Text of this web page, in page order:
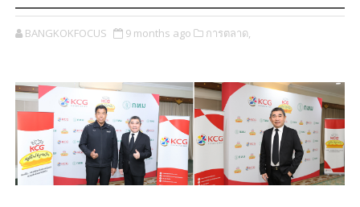
BANGKOKFOCUS 9 months ago การตลาด,